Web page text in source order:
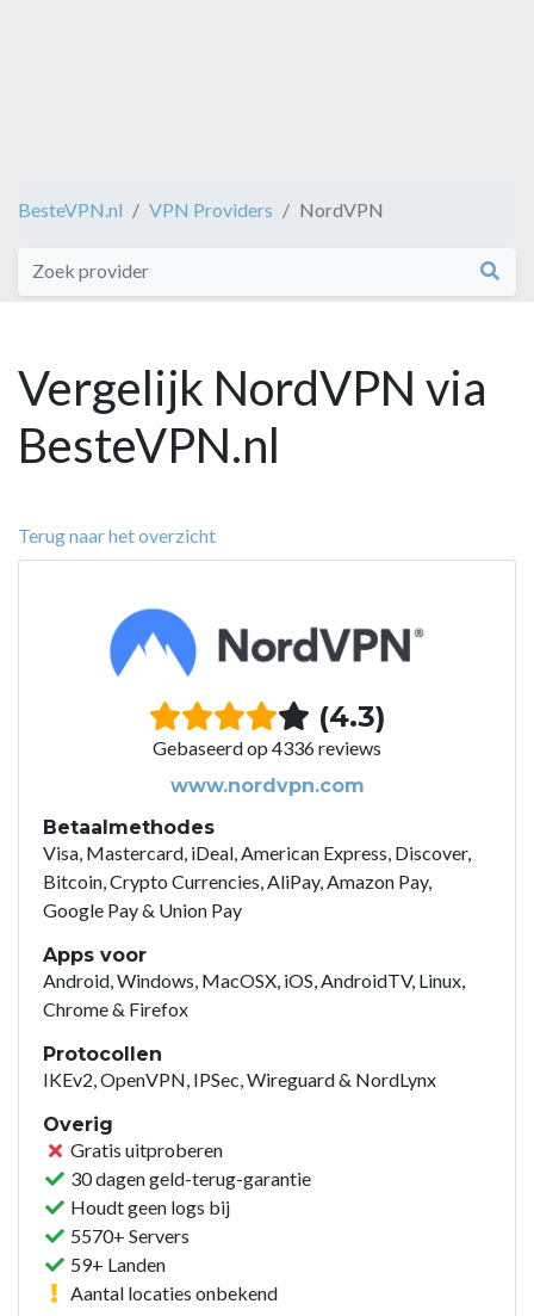
BesteVPN.nl VPN Providers NordVPN
Vergelijk NordVPN via
BesteVPN.nl
Terug naar het overzicht
(4.3)
Gebaseerd op 4336 reviews
www.nordvpn.com
Betaalmethodes
Visa, Mastercard, iDeal, American Express, Discover,
Bitcoin, Crypto Currencies, AliPay, Amazon Pay,
Google Pay & Union Pay
Apps voor
Android, Windows, MacOSX, iOS, AndroidTV, Linux,
Chrome & Firefox
Protocollen
IKEv2, OpenVPN, IPSec, Wireguard & NordLynx
Overig
Gratis uitproberen
30 dagen geld-terug-garantie
Houdt geen logs bij
5570+ Servers
59+ Landen
Aantal locaties onbekend